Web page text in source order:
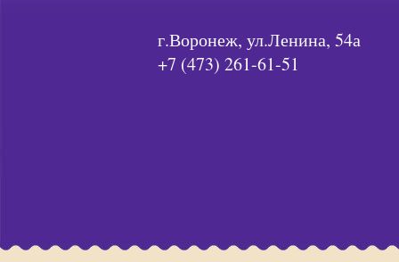
г.Воронеж, ул.Ленина, 54а
+7 (473) 261-61-51